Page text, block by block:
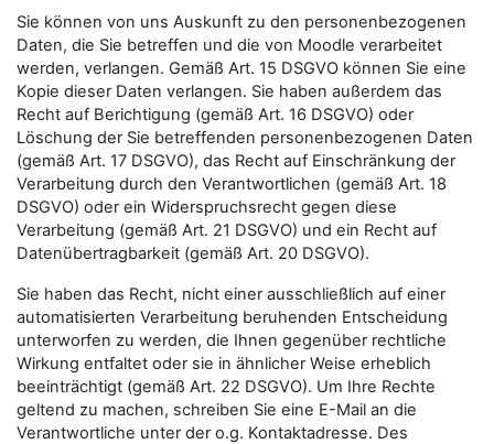
Sie können von uns Auskunft zu den personenbezogenen
Daten, die Sie betreffen und die von Moodle verarbeitet
werden, verlangen. Gemäß Art. 15 DSGVO können Sie eine
Kopie dieser Daten verlangen. Sie haben außerdem das
Recht auf Berichtigung (gemäß Art. 16 DSGVO) oder
Löschung der Sie betreffenden personenbezogenen Daten
(gemäß Art. 17 DSGVO), das Recht auf Einschränkung der
Verarbeitung durch den Verantwortlichen (gemäß Art. 18
DSGVO) oder ein Widerspruchsrecht gegen diese
Verarbeitung (gemäß Art. 21 DSGVO) und ein Recht auf
Datenübertragbarkeit (gemäß Art. 20 DSGVO).
Sie haben das Recht, nicht einer ausschließlich auf einer
automatisierten Verarbeitung beruhenden Entscheidung
unterworfen zu werden, die Ihnen gegenüber rechtliche
Wirkung entfaltet oder sie in ähnlicher Weise erheblich
beeinträchtigt (gemäß Art. 22 DSGVO). Um Ihre Rechte
geltend zu machen, schreiben Sie eine E-Mail an die
Verantwortliche unter der o.g. Kontaktadresse. Des